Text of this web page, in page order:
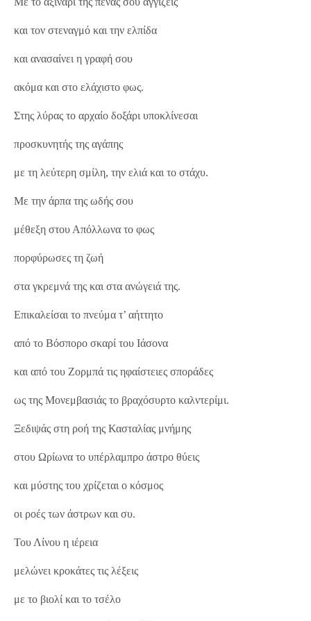
και τον στεναγμό και την ελπίδα
και ανασαίνει η γραφή σου
ακόμα και στο ελάχιστο φως.
Στης λύρας το αρχαίο δοξάρι υποκλίνεσαι
προσκυνητής της αγάπης
με τη λεύτερη σμίλη, την ελιά και το στάχυ.
Με την άρπα της ωδής σου
μέθεξη στου Απόλλωνα το φως
πορφύρωσες τη ζωή
στα γκρεμνά της και στα ανώγειά της.
Επικαλείσαι το πνεύμα τ’ αήττητο
από το Βόσπορο σκαρί του Ιάσονα
και από του Ζορμπά τις ηφαίστειες σποράδες
ως της Μονεμβασιάς το βραχόσυρτο καλντερίμι.
Ξεδιψάς στη ροή της Κασταλίας μνήμης
στου Ωρίωνα το υπέρλαμπρο άστρο θύεις
και μύστης του χρίζεται ο κόσμος
οι ροές των άστρων και συ.
Του Λίνου η ιέρεια
μελώνει κροκάτες τις λέξεις
με το βιολί και το τσέλο